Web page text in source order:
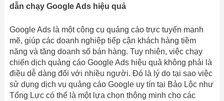
dẫn chạy Google Ads hiệu quả
Google Ads là một công cụ quảng cáo trực tuyến mạnh
mẽ, giúp các doanh nghiệp tiếp cận khách hàng tiềm
năng và tăng doanh số bán hàng. Tuy nhiên, việc chạy
chiến dịch quảng cáo Google Ads hiệu quả không phải là
điều dễ dàng đối với nhiều người. Đó là lý do tại sao việc
sử dụng dịch vụ quảng cáo Google uy tín tại Bảo Lộc như
Tổng Lực có thể là một lựa chọn thông minh cho các